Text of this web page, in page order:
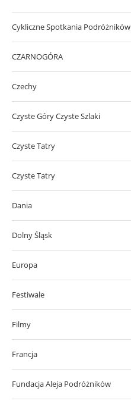
Cykliczne Spotkania Podróżników
CZARNOGÓRA
Czechy
Czyste Góry Czyste Szlaki
Czyste Tatry
Czyste Tatry
Dania
Dolny Śląsk
Europa
Festiwale
Filmy
Francja
Fundacja Aleja Podróżników